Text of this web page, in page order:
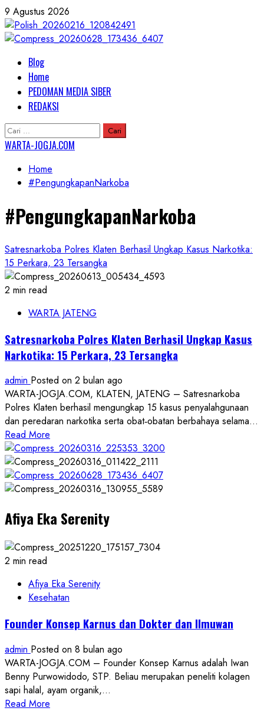
Skip
to
content
9 Agustus 2026
Primary
Menu
Blog
Home
PEDOMAN MEDIA SIBER
REDAKSI
Cari
untuk:
WARTA-JOGJA.COM
Home
#PengungkapanNarkoba
#PengungkapanNarkoba
Satresnarkoba Polres Klaten Berhasil Ungkap Kasus Narkotika:
15 Perkara, 23 Tersangka
2 min read
WARTA JATENG
Satresnarkoba Polres Klaten Berhasil Ungkap Kasus
Narkotika: 15 Perkara, 23 Tersangka
admin Posted on 2 bulan ago
WARTA-JOGJA.COM, KLATEN, JATENG – Satresnarkoba
Polres Klaten berhasil mengungkap 15 kasus penyalahgunaan
dan peredaran narkotika serta obat‑obatan berbahaya selama...
Read More
more
about
Satresnarkoba
Polres
Berhasil
Ungkap
Kasus
Narkotika:
Perkara,
23
Afiya Eka Serenity
2 min read
Afiya Eka Serenity
Kesehatan
Founder Konsep Karnus dan Dokter dan Ilmuwan
admin Posted on 8 bulan ago
WARTA-JOGJA.COM – Founder Konsep Karnus adalah Iwan
Benny Purwowidodo, STP. Beliau merupakan peneliti kolagen
sapi halal, ayam organik,...
Read More